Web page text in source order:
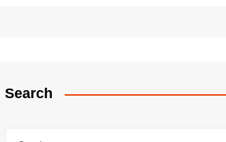
Search